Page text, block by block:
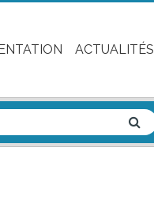
ACTUALITÉS